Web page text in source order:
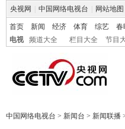
央视网 中国网络电视台 网站地图
首页 新闻 经济 体育 综艺 春
电视
频道大全 栏目大全 节目
中国网络电视台 > 新闻台 > 新闻联播